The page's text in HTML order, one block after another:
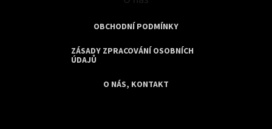
OBCHODNÍ PODMÍNKY
ZÁSADY ZPRACOVÁNÍ OSOBNÍCH
ÚDAJŮ
O NÁS, KONTAKT